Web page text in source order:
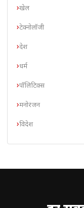
खेल
टेक्नोलॉजी
देश
धर्म
पॉलिटिक्स
मनोरंजन
विदेश